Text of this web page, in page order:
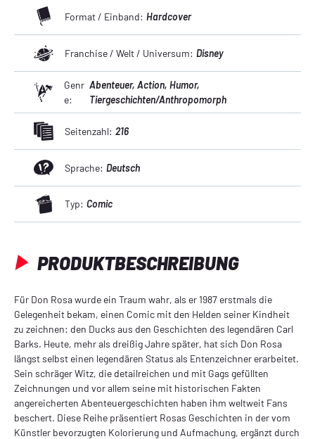
PRODUKTBESCHREIBUNG
Für Don Rosa wurde ein Traum wahr, als er 1987 erstmals die
Gelegenheit bekam, einen Comic mit den Helden seiner Kindheit
zu zeichnen: den Ducks aus den Geschichten des legendären Carl
Barks. Heute, mehr als dreißig Jahre später, hat sich Don Rosa
längst selbst einen legendären Status als Entenzeichner erarbeitet.
Sein schräger Witz, die detailreichen und mit Gags gefüllten
Zeichnungen und vor allem seine mit historischen Fakten
angereicherten Abenteuergeschichten haben ihm weltweit Fans
beschert. Diese Reihe präsentiert Rosas Geschichten in der vom
Künstler bevorzugten Kolorierung und Aufmachung, ergänzt durch
Format / Einband: Hardcover
Franchise / Welt / Universum: Disney
Genr
e:
Abenteuer, Action, Humor,
Tiergeschichten/Anthropomorph
Seitenzahl: 216
Sprache: Deutsch
Typ: Comic